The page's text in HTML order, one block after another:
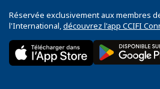
Réservée exclusivement aux membres
l'International,découvrez l'app CCIFI